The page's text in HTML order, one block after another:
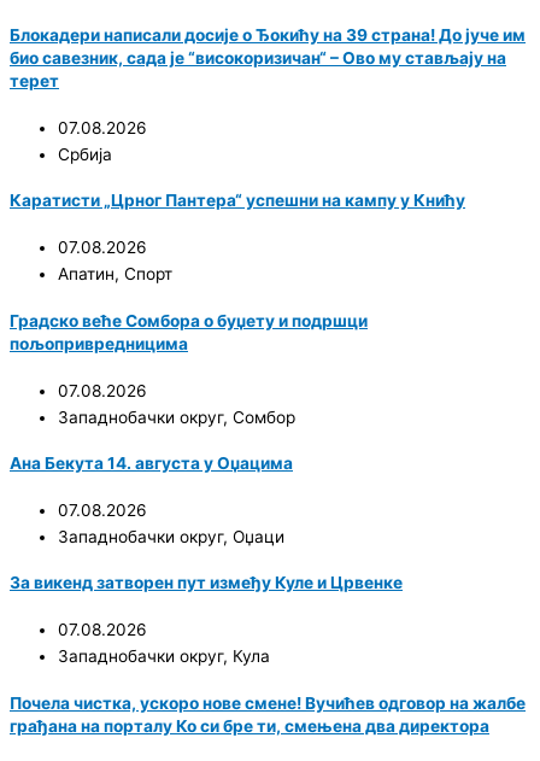
Блокадери написали досије о Ђокићу на 39 страна! До јуче им
био савезник, сада је “високоризичан“ – Ово му стављају на
терет
07.08.2026
Србија
Каратисти „Црног Пантера“ успешни на кампу у Книћу
07.08.2026
Апатин, Спорт
Градско веће Сомбора о буџету и подршци
пољопривредницима
07.08.2026
Западнобачки округ, Сомбор
Ана Бекута 14. августа у Оџацима
07.08.2026
Западнобачки округ, Оџаци
За викенд затворен пут између Куле и Црвенке
07.08.2026
Западнобачки округ, Кула
Почела чистка, ускоро нове смене! Вучићев одговор на жалбе
грађана на порталу Ко си бре ти, смењена два директора